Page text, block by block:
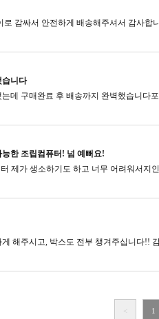
습니다
한 조립컴퓨터! 넘 예뻐요!
< 1